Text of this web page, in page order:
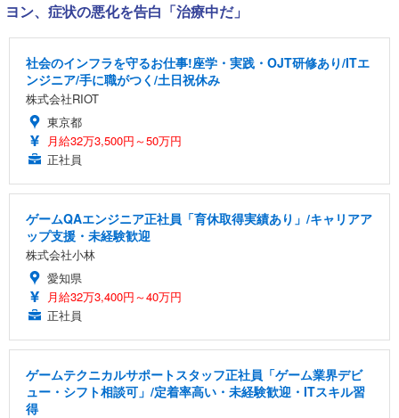
ヨン、症状の悪化を告白「治療中だ」
社会のインフラを守るお仕事!座学・実践・OJT研修あり/ITエ
ンジニア/手に職がつく/土日祝休み
株式会社RIOT
東京都
月給32万3,500円～50万円
正社員
ゲームQAエンジニア正社員「育休取得実績あり」/キャリアア
ップ支援・未経験歓迎
株式会社小林
愛知県
月給32万3,400円～40万円
正社員
ゲームテクニカルサポートスタッフ正社員「ゲーム業界デビ
ュー・シフト相談可」/定着率高い・未経験歓迎・ITスキル習
得